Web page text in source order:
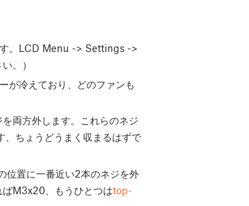
す。LCD Menu -> Settings ->
。）
が冷えており、どのファンも
両方外します。これらのネジ
、ちょうどうまく収まるはずで
位置に一番近い2本のネジを外
ばM3x20、もうひとつはtop-